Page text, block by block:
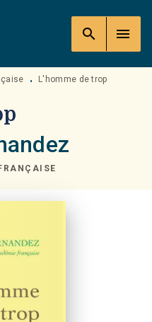
search menu
• L'homme de trop